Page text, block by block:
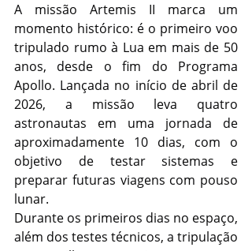
A missão Artemis II marca um
momento histórico: é o primeiro voo
tripulado rumo à Lua em mais de 50
anos, desde o fim do Programa
Apollo. Lançada no início de abril de
2026, a missão leva quatro
astronautas em uma jornada de
aproximadamente 10 dias, com o
objetivo de testar sistemas e
preparar futuras viagens com pouso
lunar.
Durante os primeiros dias no espaço,
além dos testes técnicos, a tripulação